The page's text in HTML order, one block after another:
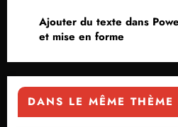
Ajouter du texte dans
et mise en forme
DANS LE MÊME THÈME